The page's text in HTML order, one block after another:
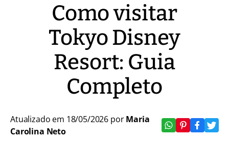
Como visitar
Tokyo Disney
Resort: Guia
Completo
Atualizado em 18/05/2026 porMaria
Carolina Neto